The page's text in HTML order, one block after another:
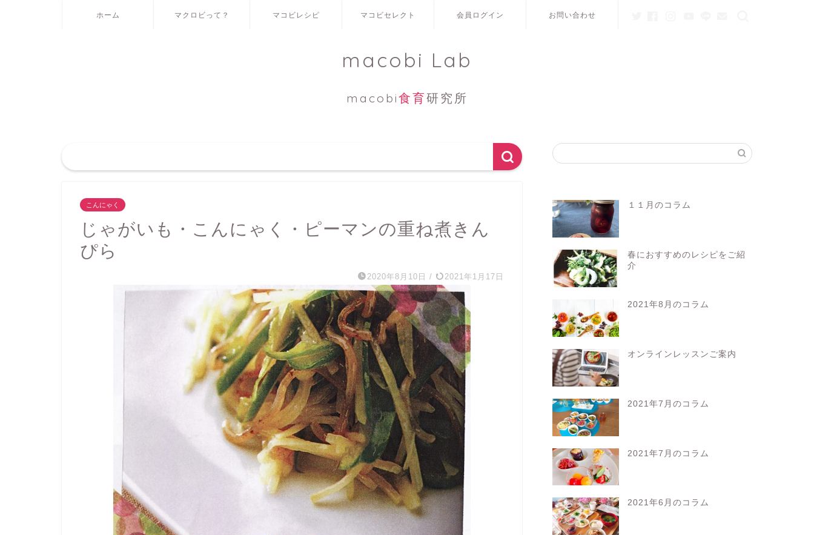
ホーム マクロビって？ マコビレシピ マコビセレクト 会員ログイン お問い合わせ
macobi Lab
macobi食育研究所
こんにゃく
じゃがいも・こんにゃく・ピーマンの重ね煮きん
ぴら
2020年8月10日 / 2021年1月17日
１１月のコラム
春におすすめのレシピをご紹
介
2021年8月のコラム
オンラインレッスンご案内
2021年7月のコラム
2021年7月のコラム
2021年6月のコラム